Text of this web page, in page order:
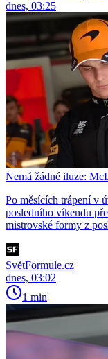
dnes, 03:25
Nemá žádné iluze:
Po měsících trápení v
posledního víkendu
mistrovské formy z
SvětFormule.cz
dnes, 03:02
1 min